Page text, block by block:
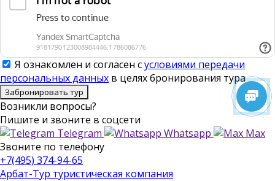
Я ознакомлен и согласен сусловиями передачи
персональных данных в целях бронирования тура
Забронировать тур
Возникли вопросы?
Пишите и звоните в соцсети
Telegram
Whatsapp
Max
Звоните по телефону
+7(495) 374-94-65
Арбат-Тур туристическая компания